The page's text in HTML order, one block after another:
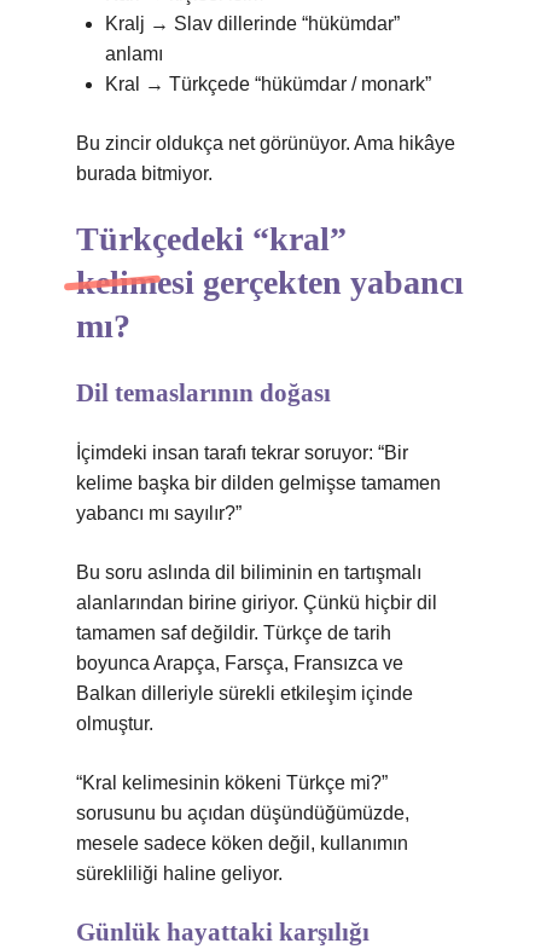
Kralj → Slav dillerinde “hükümdar”
anlamı
Kral → Türkçede “hükümdar / monark”
Bu zincir oldukça net görünüyor. Ama hikâye
burada bitmiyor.
Türkçedeki “kral”
kelimesi gerçekten yabancı
mı?
Dil temaslarının doğası
İçimdeki insan tarafı tekrar soruyor: “Bir
kelime başka bir dilden gelmişse tamamen
yabancı mı sayılır?”
Bu soru aslında dil biliminin en tartışmalı
alanlarından birine giriyor. Çünkü hiçbir dil
tamamen saf değildir. Türkçe de tarih
boyunca Arapça, Farsça, Fransızca ve
Balkan dilleriyle sürekli etkileşim içinde
olmuştur.
“Kral kelimesinin kökeni Türkçe mi?”
sorusunu bu açıdan düşündüğümüzde,
mesele sadece köken değil, kullanımın
sürekliliği haline geliyor.
Günlük hayattaki karşılığı